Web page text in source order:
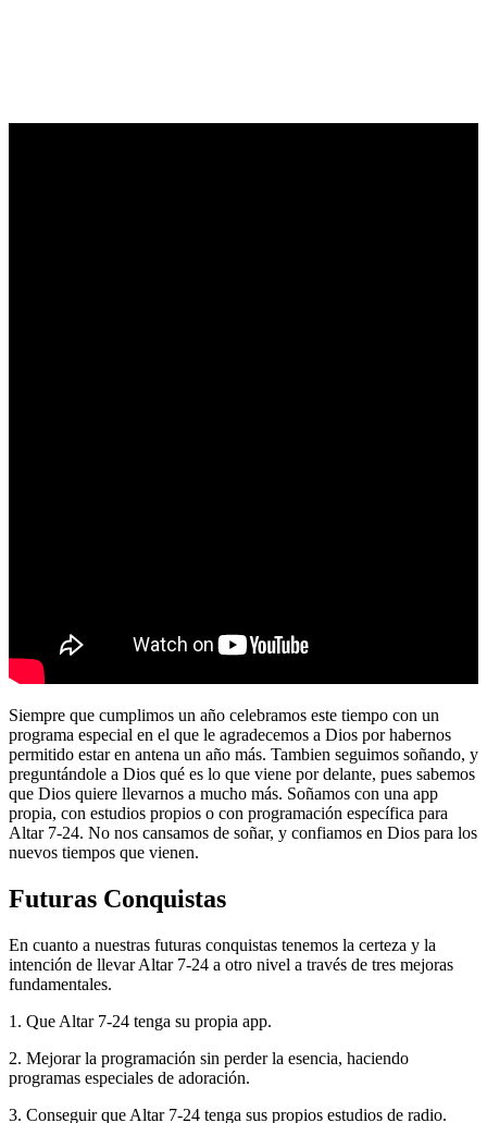
Siempre que cumplimos un año celebramos este tiempo con un
programa especial en el que le agradecemos a Dios por habernos
permitido estar en antena un año más. Tambien seguimos soñando, y
preguntándole a Dios qué es lo que viene por delante, pues sabemos
que Dios quiere llevarnos a mucho más. Soñamos con una app
propia, con estudios propios o con programación específica para
Altar 7-24. No nos cansamos de soñar, y confiamos en Dios para los
nuevos tiempos que vienen.
Futuras Conquistas
En cuanto a nuestras futuras conquistas tenemos la certeza y la
intención de llevar Altar 7-24 a otro nivel a través de tres mejoras
fundamentales.
1. Que Altar 7-24 tenga su propia app.
2. Mejorar la programación sin perder la esencia, haciendo
programas especiales de adoración.
3. Conseguir que Altar 7-24 tenga sus propios estudios de radio.